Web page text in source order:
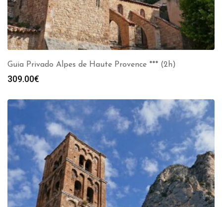
Guia Privado Alpes de Haute Provence *** (2h)
309.00€